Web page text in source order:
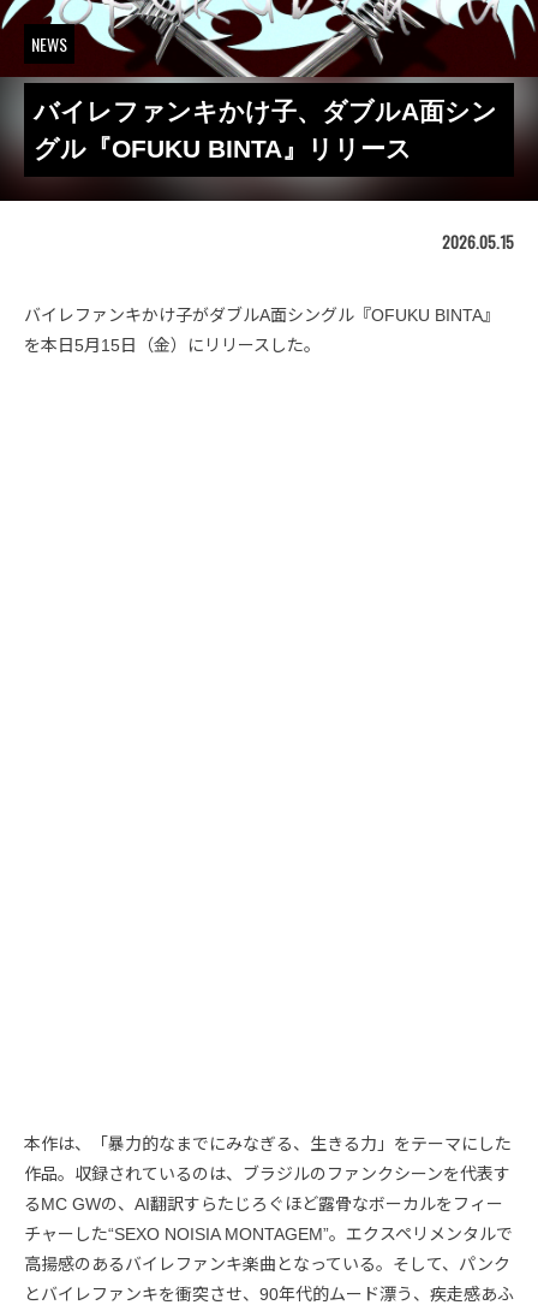
NEWS
バイレファンキかけ子、ダブルA面シン
グル『OFUKU BINTA』リリース
2026.05.15
バイレファンキかけ子がダブルA面シングル『OFUKU BINTA』
を本日5月15日（金）にリリースした。
本作は、「暴力的なまでにみなぎる、生きる力」をテーマにした
作品。収録されているのは、ブラジルのファンクシーンを代表す
るMC GWの、AI翻訳すらたじろぐほど露骨なボーカルをフィー
チャーした“SEXO NOISIA MONTAGEM”。エクスペリメンタルで
高揚感のあるバイレファンキ楽曲となっている。そして、パンク
とバイレファンキを衝突させ、90年代的ムード漂う、疾走感あふ